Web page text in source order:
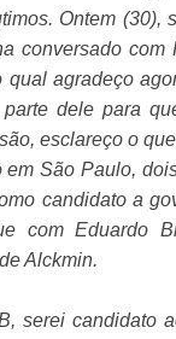
Ontem (30),
conversado com
agradeço
dele para
esclareço o
São Paulo,
candidato a
com Eduardo
Alckmin.
serei candidato